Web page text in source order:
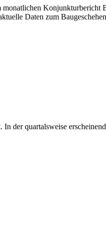
Daten zum
der quartalsweise